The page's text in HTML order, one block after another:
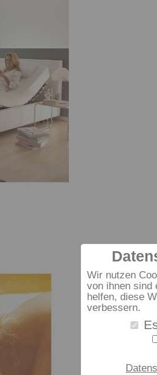
Wir nutzen
von ihnen sind
helfen, diese
verbessern.
Dem
Wir
besitzen,